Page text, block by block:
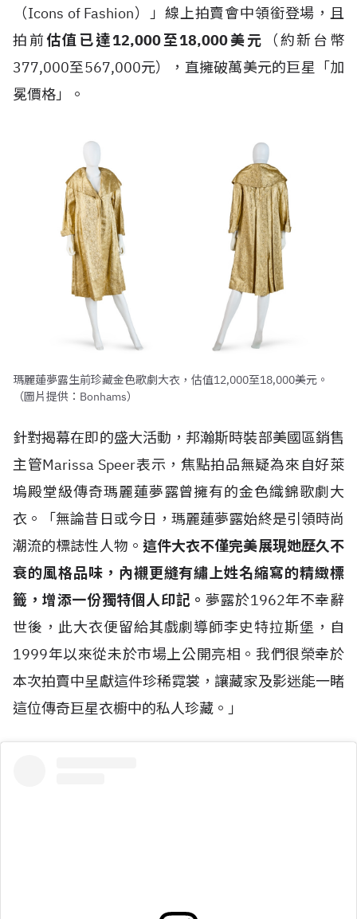
（Icons of Fashion）」線上拍賣會中領銜登場，且
拍前估值已達12,000至18,000美元
（約新台幣
377,000至567,000元），直擁破萬美元的巨星「加
冕價格」。
瑪麗蓮夢露生前珍藏金色歌劇大衣，估值12,000至18,000美元。
（圖片提供：Bonhams）
針對揭幕在即的盛大活動，邦瀚斯時裝部美國區銷售
主管Marissa Speer表示，焦點拍品無疑為來自好萊
塢殿堂級傳奇瑪麗蓮夢露曾擁有的金色織錦歌劇大
衣。「無論昔日或今日，瑪麗蓮夢露始終是引領時尚
潮流的標誌性人物。 這件大衣不僅完美展現她歷久不
衰的風格品味，內襯更縫有繡上姓名縮寫的精緻標
籤，增添一份獨特個人印記。 夢露於1962年不幸辭
世後，此大衣便留給其戲劇導師李史特拉斯堡，自
1999年以來從未於市場上公開亮相。我們很榮幸於
本次拍賣中呈獻這件珍稀霓裳，讓藏家及影迷能一睹
這位傳奇巨星衣櫥中的私人珍藏。」